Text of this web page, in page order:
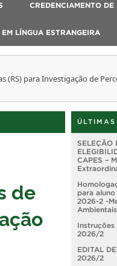
CREDENCIAMENTO DE
LÍNGUA ESTRANGEIRA
(RS) para Investigação de
de
SELEÇÃO
CAPES –
para
2026-2 -
Instruções
2026/2
EDITAL
2026/2